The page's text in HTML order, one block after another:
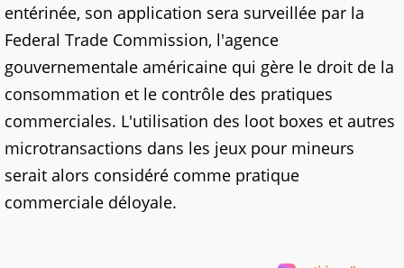
entérinée, son application sera surveillée par la
Federal Trade Commission, l'agence
gouvernementale américaine qui gère le droit de la
consommation et le contrôle des pratiques
commerciales. L'utilisation des loot boxes et autres
microtransactions dans les jeux pour mineurs
serait alors considéré comme pratique
commerciale déloyale.